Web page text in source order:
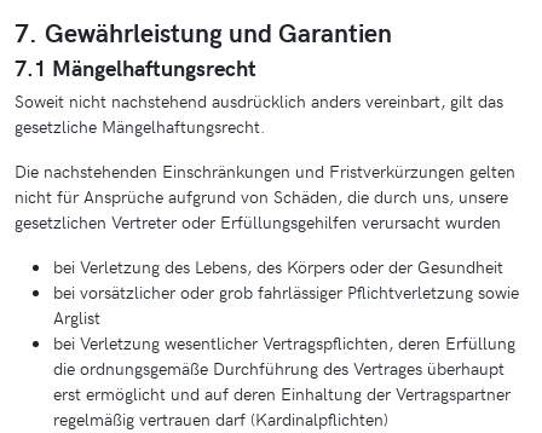
7. Gewährleistung und Garantien
7.1 Mängelhaftungsrecht
Soweit nicht nachstehend ausdrücklich anders vereinbart, gilt das
gesetzliche Mängelhaftungsrecht.
Die nachstehenden Einschränkungen und Fristverkürzungen gelten
nicht für Ansprüche aufgrund von Schäden, die durch uns, unsere
gesetzlichen Vertreter oder Erfüllungsgehilfen verursacht wurden
bei Verletzung des Lebens, des Körpers oder der Gesundheit
bei vorsätzlicher oder grob fahrlässiger Pflichtverletzung sowie
Arglist
bei Verletzung wesentlicher Vertragspflichten, deren Erfüllung
die ordnungsgemäße Durchführung des Vertrages überhaupt
erst ermöglicht und auf deren Einhaltung der Vertragspartner
regelmäßig vertrauen darf (Kardinalpflichten)